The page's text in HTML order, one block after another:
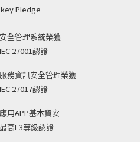
Pledge
全管理系統榮獲
27001認證
務資訊安全管理榮獲
27017認證
用APP基本資安
高L3等級認證